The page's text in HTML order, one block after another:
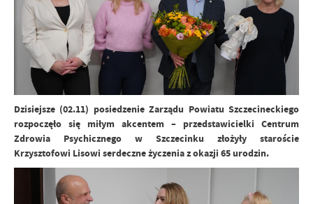
Dzisiejsze (02.11) posiedzenie Zarządu Powiatu Szczecineckiego
rozpoczęło się miłym akcentem – przedstawicielki Centrum
Zdrowia Psychicznego w Szczecinku złożyły staroście
Krzysztofowi Lisowi serdeczne życzenia z okazji 65 urodzin.